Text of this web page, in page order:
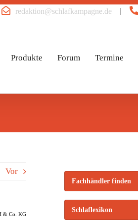
|
redaktion@schlafkampagne.de
Produkte Forum Termine
Vor
& Co. KG
Fachhändler finden
Schlaflexikon